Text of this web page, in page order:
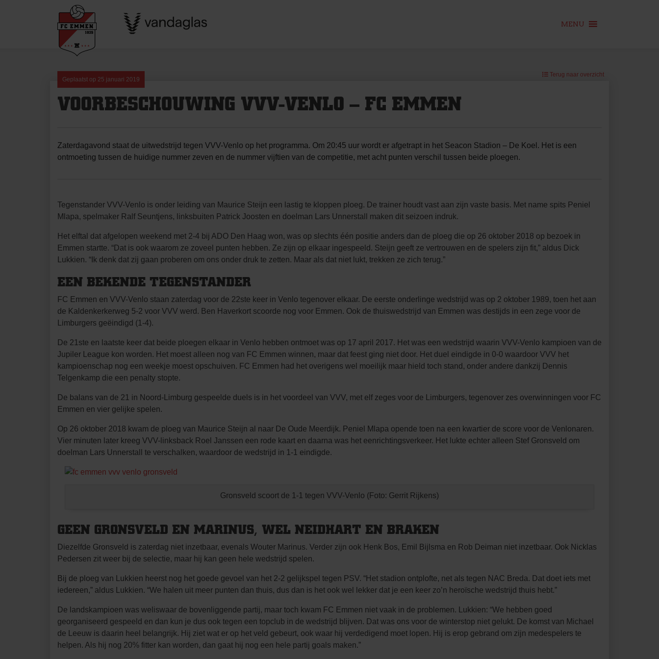
MENU
Geplaatst op 25 januari 2019
Terug naar overzicht
VOORBESCHOUWING VVV-VENLO – FC EMMEN
Zaterdagavond staat de uitwedstrijd tegen VVV-Venlo op het programma. Om 20:45 uur wordt er afgetrapt in het Seacon Stadion – De Koel. Het is een
ontmoeting tussen de huidige nummer zeven en de nummer vijftien van de competitie, met acht punten verschil tussen beide ploegen.
Tegenstander VVV-Venlo is onder leiding van Maurice Steijn een lastig te kloppen ploeg. De trainer houdt vast aan zijn vaste basis. Met name spits Peniel
Mlapa, spelmaker Ralf Seuntjens, linksbuiten Patrick Joosten en doelman Lars Unnerstall maken dit seizoen indruk.
Het elftal dat afgelopen weekend met 2-4 bij ADO Den Haag won, was op slechts één positie anders dan de ploeg die op 26 oktober 2018 op bezoek in
Emmen startte. “Dat is ook waarom ze zoveel punten hebben. Ze zijn op elkaar ingespeeld. Steijn geeft ze vertrouwen en de spelers zijn fit,” aldus Dick
Lukkien. “Ik denk dat zij gaan proberen om ons onder druk te zetten. Maar als dat niet lukt, trekken ze zich terug.”
EEN BEKENDE TEGENSTANDER
FC Emmen en VVV-Venlo staan zaterdag voor de 22ste keer in Venlo tegenover elkaar. De eerste onderlinge wedstrijd was op 2 oktober 1989, toen het aan
de Kaldenkerkerweg 5-2 voor VVV werd. Ben Haverkort scoorde nog voor Emmen. Ook de thuiswedstrijd van Emmen was destijds in een zege voor de
Limburgers geëindigd (1-4).
De 21ste en laatste keer dat beide ploegen elkaar in Venlo hebben ontmoet was op 17 april 2017. Het was een wedstrijd waarin VVV-Venlo kampioen van de
Jupiler League kon worden. Het moest alleen nog van FC Emmen winnen, maar dat feest ging niet door. Het duel eindigde in 0-0 waardoor VVV het
kampioenschap nog een weekje moest opschuiven. FC Emmen had het overigens wel moeilijk maar hield toch stand, onder andere dankzij Dennis
Telgenkamp die een penalty stopte.
De balans van de 21 in Noord-Limburg gespeelde duels is in het voordeel van VVV, met elf zeges voor de Limburgers, tegenover zes overwinningen voor FC
Emmen en vier gelijke spelen.
Op 26 oktober 2018 kwam de ploeg van Maurice Steijn al naar De Oude Meerdijk. Peniel Mlapa opende toen na een kwartier de score voor de Venlonaren.
Vier minuten later kreeg VVV-linksback Roel Janssen een rode kaart en daarna was het eenrichtingsverkeer. Het lukte echter alleen Stef Gronsveld om
doelman Lars Unnerstall te verschalken, waardoor de wedstrijd in 1-1 eindigde.
Gronsveld scoort de 1-1 tegen VVV-Venlo (Foto: Gerrit Rijkens)
GEEN GRONSVELD EN MARINUS, WEL NEIDHART EN BRAKEN
Diezelfde Gronsveld is zaterdag niet inzetbaar, evenals Wouter Marinus. Verder zijn ook Henk Bos, Emil Bijlsma en Rob Deiman niet inzetbaar. Ook Nicklas
Pedersen zit weer bij de selectie, maar hij kan geen hele wedstrijd spelen.
Bij de ploeg van Lukkien heerst nog het goede gevoel van het 2-2 gelijkspel tegen PSV. “Het stadion ontplofte, net als tegen NAC Breda. Dat doet iets met
iedereen,” aldus Lukkien. “We halen uit meer punten dan thuis, dus dan is het ook wel lekker dat je een keer zo’n heroïsche wedstrijd thuis hebt.”
De landskampioen was weliswaar de bovenliggende partij, maar toch kwam FC Emmen niet vaak in de problemen. Lukkien: “We hebben goed
georganiseerd gespeeld en dan kun je dus ook tegen een topclub in de wedstrijd blijven. Dat was ons voor de winterstop niet gelukt. De komst van Michael
de Leeuw is daarin heel belangrijk. Hij ziet wat er op het veld gebeurt, ook waar hij verdedigend moet lopen. Hij is erop gebrand om zijn medespelers te
helpen. Als hij nog 20% fitter kan worden, dan gaat hij nog een hele partij goals maken.”